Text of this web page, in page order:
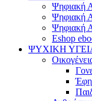
Ψηφιακή
Ψηφιακή
Ψηφιακή
Eshop
ΨΥΧΙΚΗ